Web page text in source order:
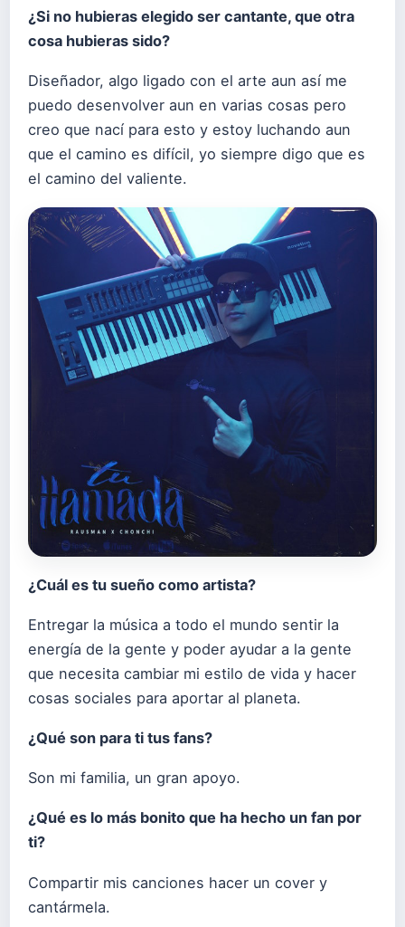
¿Si no hubieras elegido ser cantante, que otra
cosa hubieras sido?
Diseñador, algo ligado con el arte aun así me
puedo desenvolver aun en varias cosas pero
creo que nací para esto y estoy luchando aun
que el camino es difícil, yo siempre digo que es
el camino del valiente.
¿Cuál es tu sueño como artista?
Entregar la música a todo el mundo sentir la
energía de la gente y poder ayudar a la gente
que necesita cambiar mi estilo de vida y hacer
cosas sociales para aportar al planeta.
¿Qué son para ti tus fans?
Son mi familia, un gran apoyo.
¿Qué es lo más bonito que ha hecho un fan por
ti?
Compartir mis canciones hacer un cover y
cantármela.